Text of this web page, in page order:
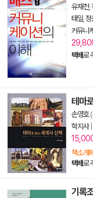
유재천,
태일 정
커뮤니
택배로
테마
손영호(
학지사|
책소개
택배로
기록